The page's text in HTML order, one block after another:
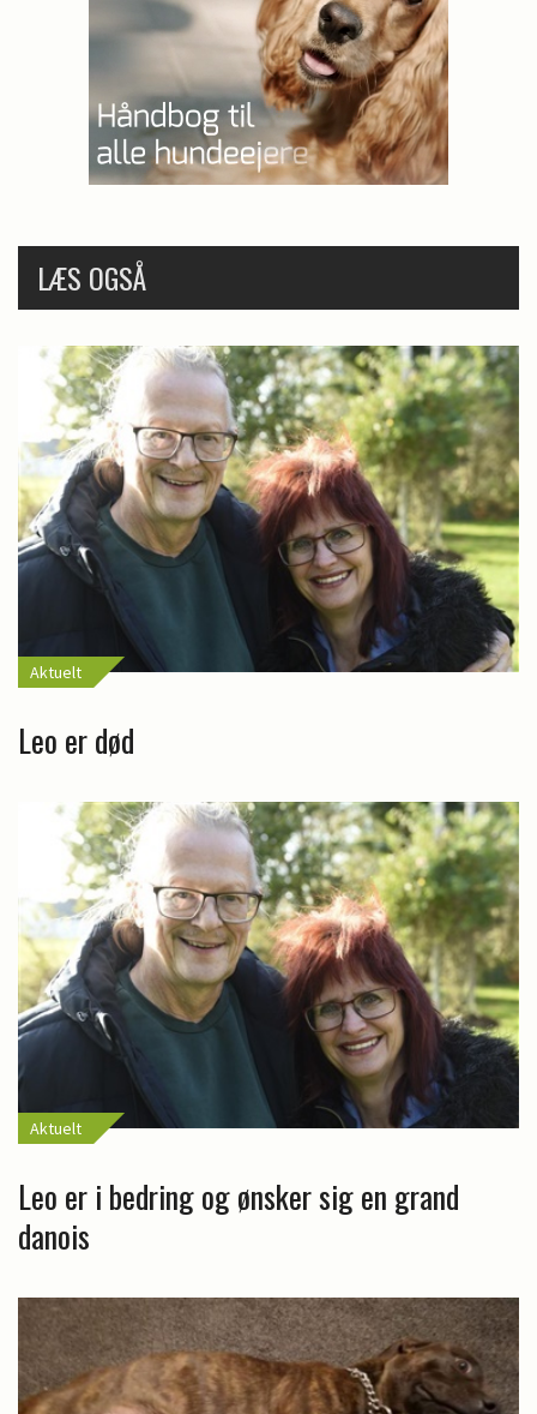
LÆS OGSÅ
Aktuelt
Leo er død
Aktuelt
Leo er i bedring og ønsker sig en grand
danois